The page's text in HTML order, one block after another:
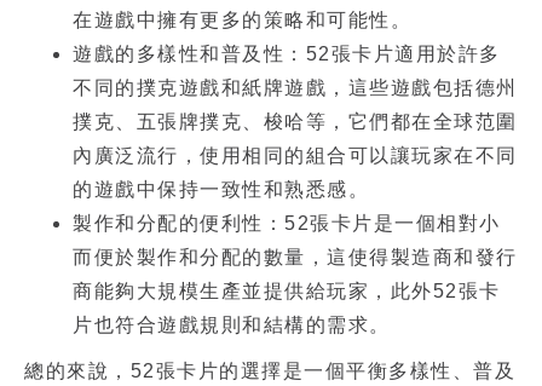
在遊戲中擁有更多的策略和可能性。
遊戲的多樣性和普及性：52張卡片適用於許多
不同的撲克遊戲和紙牌遊戲，這些遊戲包括德州
撲克、五張牌撲克、梭哈等，它們都在全球范圍
內廣泛流行，使用相同的組合可以讓玩家在不同
的遊戲中保持一致性和熟悉感。
製作和分配的便利性：52張卡片是一個相對小
而便於製作和分配的數量，這使得製造商和發行
商能夠大規模生產並提供給玩家，此外52張卡
片也符合遊戲規則和結構的需求。
總的來說，52張卡片的選擇是一個平衡多樣性、普及